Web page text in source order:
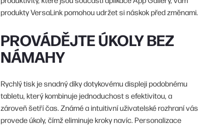
produkty VersaLink pomohou udržet si náskok před změnami.
PROVÁDĚJTE ÚKOLY BEZ
NÁMAHY
Rychlý tisk je snadný díky dotykovému displeji podobnému
tabletu, který kombinuje jednoduchost s efektivitou, a
zároveň šetří čas. Známé a intuitivní uživatelské rozhraní vás
provede úkoly, čímž eliminuje kroky navíc. Personalizace